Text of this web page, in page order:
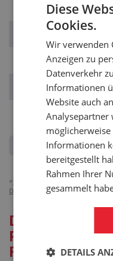
00498186
00498190
00498220
00498240
00498241
*)
Die Preise verstehen sich
Detailliert über die MwSt-
Detaillierte
FÜR
Diese
Cookies.
Wir verwenden
Anzeigen zu
Datenverkehr
Informationen
Website auch
Analysepartner
Informationen
bereitgestellt
Rahmen Ihrer
gesammelt
DETAILS